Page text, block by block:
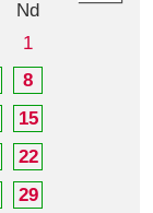
Nd
1
8
15
22
29